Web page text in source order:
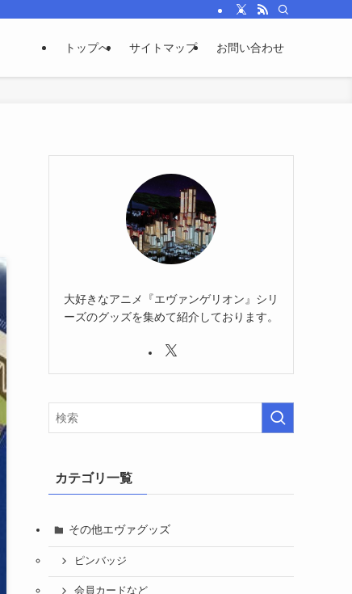
トップへ サイトマップ お問い合わせ
大好きなアニメ『エヴァンゲリオン』シリ
ーズのグッズを集めて紹介しております。
カテゴリ一覧
その他エヴァグッズ
ピンバッジ
会員カードなど